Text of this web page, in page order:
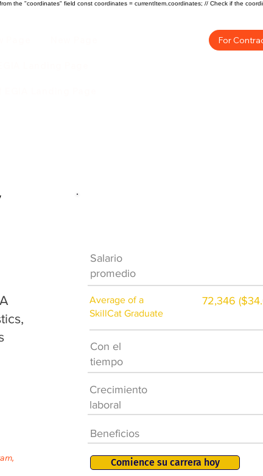
the "coordinates" field const coordinates = currentItem.coordinates; // Check if the
For
Salario
promedio
Average of a
SkillCat Graduate
72,346
Con el
tiempo
Crecimiento
laboral
Beneficios
Comience su carrera hoy